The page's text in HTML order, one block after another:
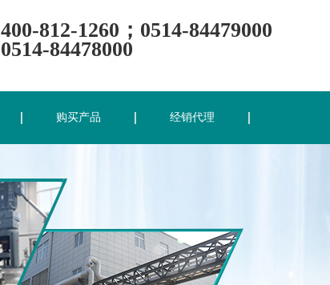
400-812-1260；0514-84479000
0514-84478000
购买产品 经销代理